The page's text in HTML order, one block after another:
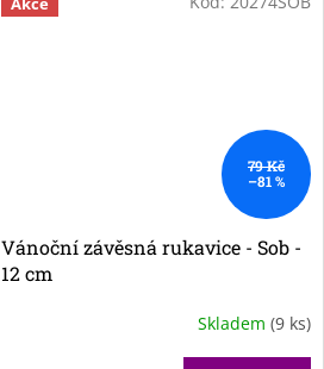
79 Kč
–81 %
Vánoční závěsná rukavice - Sob -
12 cm
Skladem (9 ks)